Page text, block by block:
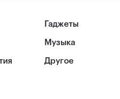
Гаджеты
Музыка
Другое